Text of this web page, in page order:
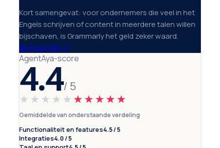
Kort samengevat: voor ondernemers die veel in het
Engels schrijven of content in meerdere talen willen
bijschaven, is Grammarly het geld zeker waard.
Bezoek site ↗
AgentAya-score
4.4/ 5
★★★★★ ★★★★★
Gemiddelde van onderstaande verdeling
Functionaliteit en features4.5 / 5
Integraties4.0 / 5